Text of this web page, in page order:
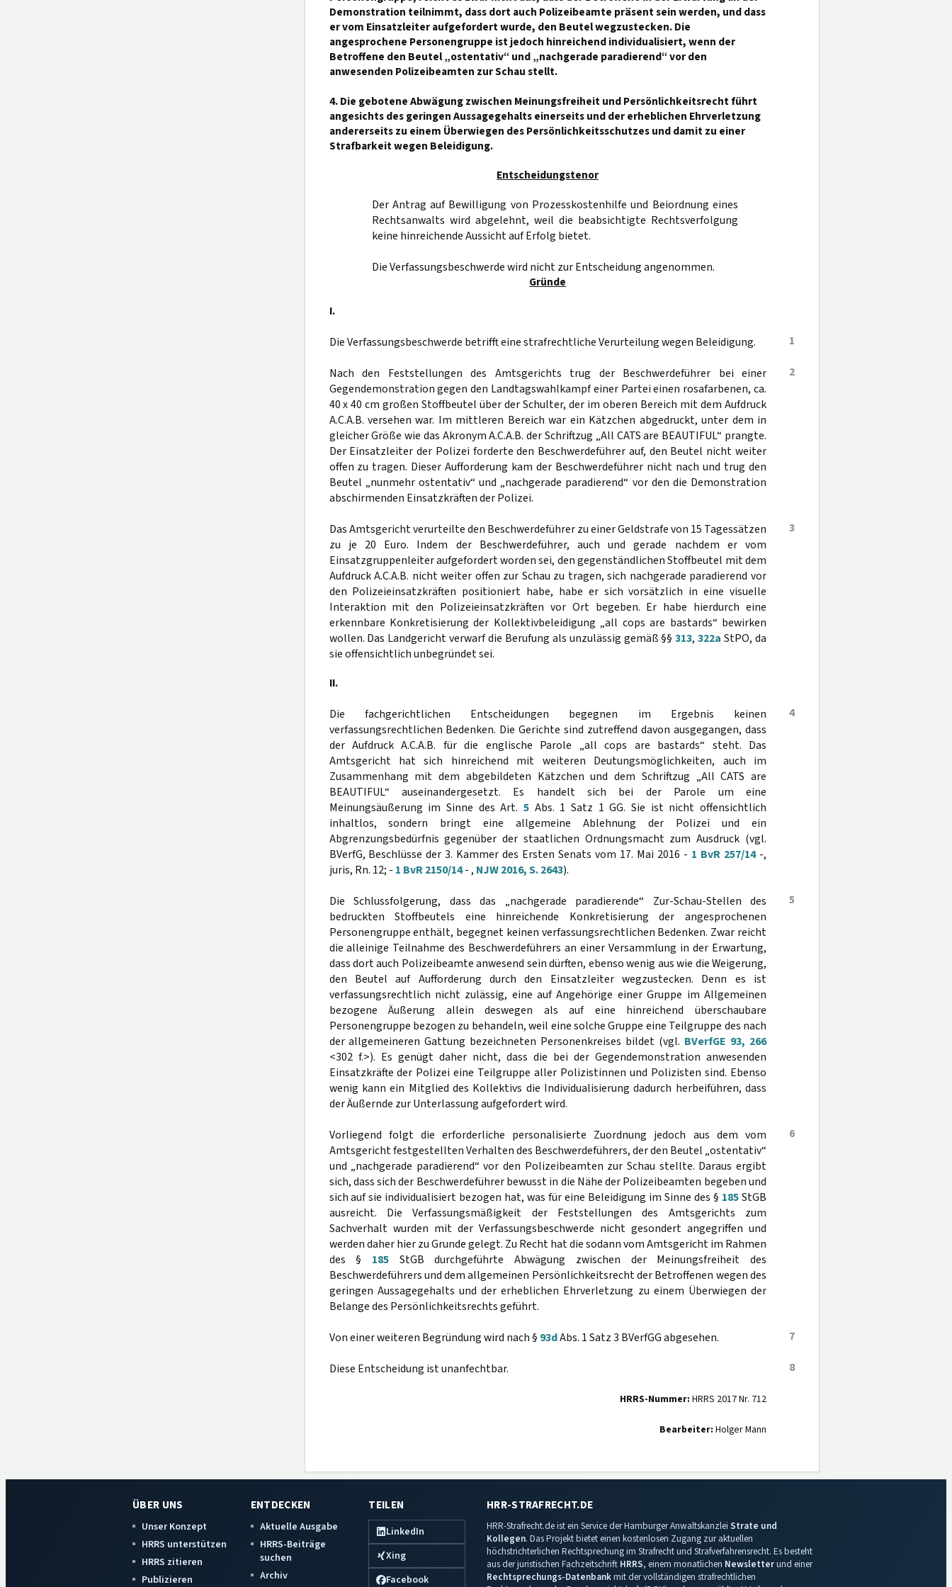
Demonstration teilnimmt, dass dort auch Polizeibeamte präsent sein werden, und dass
er vom Einsatzleiter aufgefordert wurde, den Beutel wegzustecken. Die
angesprochene Personengruppe ist jedoch hinreichend individualisiert, wenn der
Betroffene den Beutel „ostentativ“ und „nachgerade paradierend“ vor den
anwesenden Polizeibeamten zur Schau stellt.
4. Die gebotene Abwägung zwischen Meinungsfreiheit und Persönlichkeitsrecht führt
angesichts des geringen Aussagegehalts einerseits und der erheblichen Ehrverletzung
andererseits zu einem Überwiegen des Persönlichkeitsschutzes und damit zu einer
Strafbarkeit wegen Beleidigung.
Entscheidungstenor
Der Antrag auf Bewilligung von Prozesskostenhilfe und Beiordnung eines
Rechtsanwalts wird abgelehnt, weil die beabsichtigte Rechtsverfolgung
keine hinreichende Aussicht auf Erfolg bietet.
Die Verfassungsbeschwerde wird nicht zur Entscheidung angenommen.
Gründe
I.
1
Die Verfassungsbeschwerde betrifft eine strafrechtliche Verurteilung wegen Beleidigung.
2
Nach den Feststellungen des Amtsgerichts trug der Beschwerdeführer bei einer
Gegendemonstration gegen den Landtagswahlkampf einer Partei einen rosafarbenen, ca.
40 x 40 cm großen Stoffbeutel über der Schulter, der im oberen Bereich mit dem Aufdruck
A.C.A.B. versehen war. Im mittleren Bereich war ein Kätzchen abgedruckt, unter dem in
gleicher Größe wie das Akronym A.C.A.B. der Schriftzug „All CATS are BEAUTIFUL“ prangte.
Der Einsatzleiter der Polizei forderte den Beschwerdeführer auf, den Beutel nicht weiter
offen zu tragen. Dieser Aufforderung kam der Beschwerdeführer nicht nach und trug den
Beutel „nunmehr ostentativ“ und „nachgerade paradierend“ vor den die Demonstration
abschirmenden Einsatzkräften der Polizei.
3
Das Amtsgericht verurteilte den Beschwerdeführer zu einer Geldstrafe von 15 Tagessätzen
zu je 20 Euro. Indem der Beschwerdeführer, auch und gerade nachdem er vom
Einsatzgruppenleiter aufgefordert worden sei, den gegenständlichen Stoffbeutel mit dem
Aufdruck A.C.A.B. nicht weiter offen zur Schau zu tragen, sich nachgerade paradierend vor
den Polizeieinsatzkräften positioniert habe, habe er sich vorsätzlich in eine visuelle
Interaktion mit den Polizeieinsatzkräften vor Ort begeben. Er habe hierdurch eine
erkennbare Konkretisierung der Kollektivbeleidigung „all cops are bastards“ bewirken
wollen. Das Landgericht verwarf die Berufung als unzulässig gemäß §§313,322a StPO, da
sie offensichtlich unbegründet sei.
II.
4
Die fachgerichtlichen Entscheidungen begegnen im Ergebnis keinen
verfassungsrechtlichen Bedenken. Die Gerichte sind zutreffend davon ausgegangen, dass
der Aufdruck A.C.A.B. für die englische Parole „all cops are bastards“ steht. Das
Amtsgericht hat sich hinreichend mit weiteren Deutungsmöglichkeiten, auch im
Zusammenhang mit dem abgebildeten Kätzchen und dem Schriftzug „All CATS are
BEAUTIFUL“ auseinandergesetzt. Es handelt sich bei der Parole um eine
Meinungsäußerung im Sinne des Art. 5Abs. 1 Satz 1 GG. Sie ist nicht offensichtlich
inhaltlos, sondern bringt eine allgemeine Ablehnung der Polizei und ein
Abgrenzungsbedürfnis gegenüber der staatlichen Ordnungsmacht zum Ausdruck (vgl.
BVerfG, Beschlüsse der 3. Kammer des Ersten Senats vom 17. Mai 2016 - 1 BvR 257/14-,
juris, Rn. 12; - 1 BvR 2150/14- , NJW 2016, S. 2643).
5
Die Schlussfolgerung, dass das „nachgerade paradierende“ Zur-Schau-Stellen des
bedruckten Stoffbeutels eine hinreichende Konkretisierung der angesprochenen
Personengruppe enthält, begegnet keinen verfassungsrechtlichen Bedenken. Zwar reicht
die alleinige Teilnahme des Beschwerdeführers an einer Versammlung in der Erwartung,
dass dort auch Polizeibeamte anwesend sein dürften, ebenso wenig aus wie die Weigerung,
den Beutel auf Aufforderung durch den Einsatzleiter wegzustecken. Denn es ist
verfassungsrechtlich nicht zulässig, eine auf Angehörige einer Gruppe im Allgemeinen
bezogene Äußerung allein deswegen als auf eine hinreichend überschaubare
Personengruppe bezogen zu behandeln, weil eine solche Gruppe eine Teilgruppe des nach
der allgemeineren Gattung bezeichneten Personenkreises bildet (vgl. BVerfGE 93, 266
<302 f.>). Es genügt daher nicht, dass die bei der Gegendemonstration anwesenden
Einsatzkräfte der Polizei eine Teilgruppe aller Polizistinnen und Polizisten sind. Ebenso
wenig kann ein Mitglied des Kollektivs die Individualisierung dadurch herbeiführen, dass
der Äußernde zur Unterlassung aufgefordert wird.
6
Vorliegend folgt die erforderliche personalisierte Zuordnung jedoch aus dem vom
Amtsgericht festgestellten Verhalten des Beschwerdeführers, der den Beutel „ostentativ“
und „nachgerade paradierend“ vor den Polizeibeamten zur Schau stellte. Daraus ergibt
sich, dass sich der Beschwerdeführer bewusst in die Nähe der Polizeibeamten begeben und
sich auf sie individualisiert bezogen hat, was für eine Beleidigung im Sinne des § 185StGB
ausreicht. Die Verfassungsmäßigkeit der Feststellungen des Amtsgerichts zum
Sachverhalt wurden mit der Verfassungsbeschwerde nicht gesondert angegriffen und
werden daher hier zu Grunde gelegt. Zu Recht hat die sodann vom Amtsgericht im Rahmen
des § 185StGB durchgeführte Abwägung zwischen der Meinungsfreiheit des
Beschwerdeführers und dem allgemeinen Persönlichkeitsrecht der Betroffenen wegen des
geringen Aussagegehalts und der erheblichen Ehrverletzung zu einem Überwiegen der
Belange des Persönlichkeitsrechts geführt.
7
Von einer weiteren Begründung wird nach § 93dAbs. 1 Satz 3 BVerfGG abgesehen.
8
Diese Entscheidung ist unanfechtbar.
HRRS-Nummer: HRRS 2017 Nr. 712
Bearbeiter: Holger Mann
ÜBER UNS
Unser Konzept
HRRS unterstützen
HRRS zitieren
Publizieren
ENTDECKEN
Aktuelle Ausgabe
HRRS-Beiträge
suchen
Archiv
TEILEN
LinkedIn
Xing
Facebook
HRR-STRAFRECHT.DE
HRR-Strafrecht.de ist ein Service der Hamburger Anwaltskanzlei Strate und
Kollegen. Das Projekt bietet einen kostenlosen Zugang zur aktuellen
höchstrichterlichen Rechtsprechung im Strafrecht und Strafverfahrensrecht. Es besteht
aus der juristischen Fachzeitschrift HRRS, einem monatlichen Newsletterund einer
Rechtsprechungs-Datenbankmit der vollständigen strafrechtlichen